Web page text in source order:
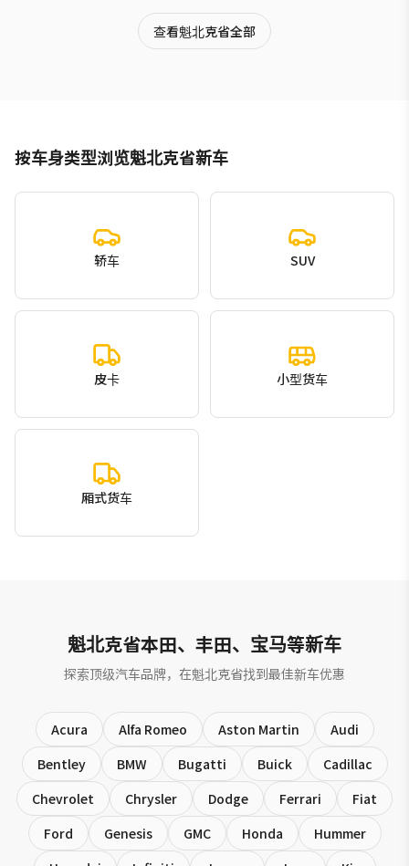
查看魁北克省全部
按车身类型浏览魁北克省新车
轿车 SUV
皮卡 小型货车
厢式货车
魁北克省本田、丰田、宝马等新车
探索顶级汽车品牌，在魁北克省找到最佳新车优惠
Acura Alfa Romeo Aston Martin
Audi
Bentley
BMW Bugatti Buick
Cadillac
Chevrolet
Chrysler Dodge Ferrari
Fiat
Ford
Genesis GMC Honda
Hummer